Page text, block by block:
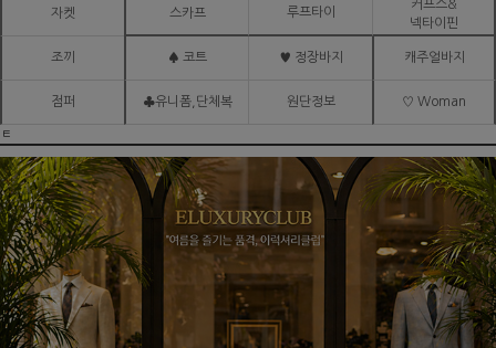
자켓 스카프 루프타이
커프스&
넥타이핀
조끼 ♠ 코트 ♥ 정장바지 캐주얼바지
점퍼 ♣유니폼,단체복 원단정보 ♡ Woman
ㅌ